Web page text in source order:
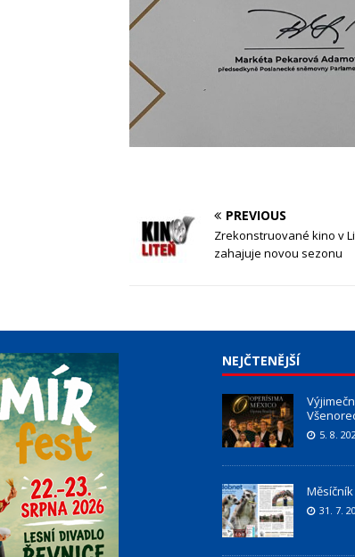
PREVIOUS
Zrekonstruované kino v
zahajuje novou sezonu
NEJČTENĚJŠÍ
5. 8.
Měsíčník
31. 7.